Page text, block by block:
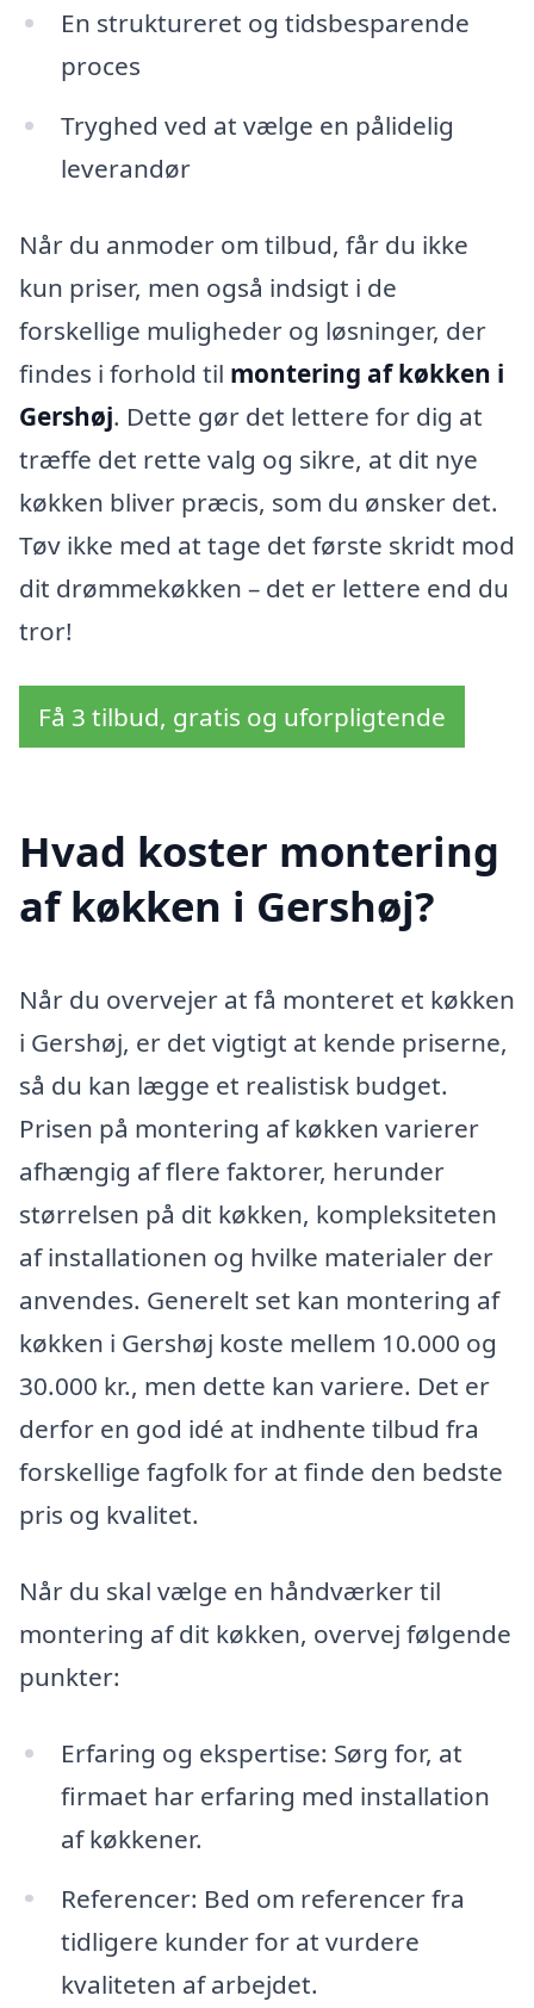
En struktureret og tidsbesparende
proces
Tryghed ved at vælge en pålidelig
leverandør
Når du anmoder om tilbud, får du ikke
kun priser, men også indsigt i de
forskellige muligheder og løsninger, der
findes i forhold til montering af køkken i
Gershøj. Dette gør det lettere for dig at
træffe det rette valg og sikre, at dit nye
køkken bliver præcis, som du ønsker det.
Tøv ikke med at tage det første skridt mod
dit drømmekøkken – det er lettere end du
tror!
Få 3 tilbud, gratis og uforpligtende
Hvad koster montering
af køkken i Gershøj?
Når du overvejer at få monteret et køkken
i Gershøj, er det vigtigt at kende priserne,
så du kan lægge et realistisk budget.
Prisen på montering af køkken varierer
afhængig af flere faktorer, herunder
størrelsen på dit køkken, kompleksiteten
af installationen og hvilke materialer der
anvendes. Generelt set kan montering af
køkken i Gershøj koste mellem 10.000 og
30.000 kr., men dette kan variere. Det er
derfor en god idé at indhente tilbud fra
forskellige fagfolk for at finde den bedste
pris og kvalitet.
Når du skal vælge en håndværker til
montering af dit køkken, overvej følgende
punkter:
Erfaring og ekspertise: Sørg for, at
firmaet har erfaring med installation
af køkkener.
Referencer: Bed om referencer fra
tidligere kunder for at vurdere
kvaliteten af arbejdet.